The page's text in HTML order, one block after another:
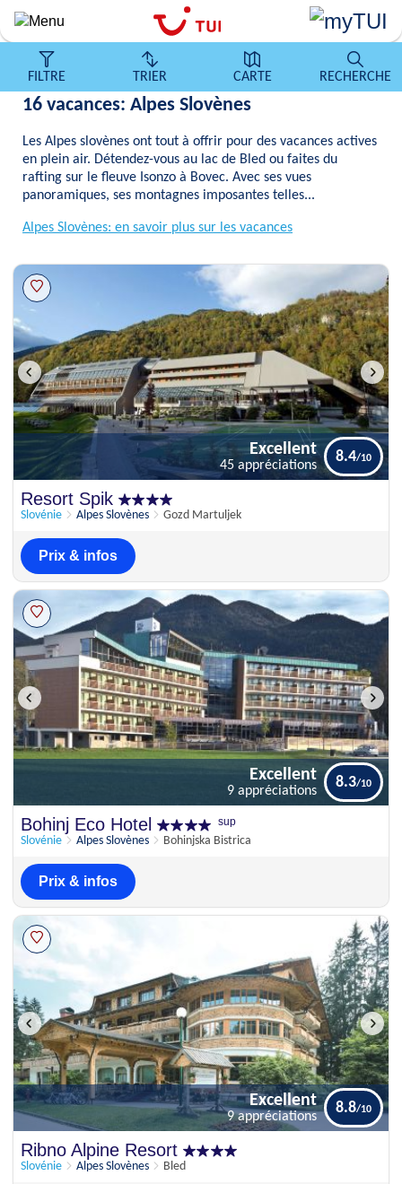
Aller
au
contenu
principal
FILTRE TRIER CARTE RECHERCHE
16 vacances: Alpes Slovènes
Les Alpes slovènes ont tout à offrir pour des vacances actives
en plein air. Détendez-vous au lac de Bled ou faites du
rafting sur le fleuve Isonzo à Bovec. Avec ses vues
panoramiques, ses montagnes imposantes telles...
Alpes Slovènes: en savoir plus sur les vacances
45 appréciations
Resort Spik
Slovénie Alpes Slovènes Gozd Martuljek
Excellent
45 appréciations
8.4
Prix & infos
9 appréciations
Bohinj Eco Hotel sup
Slovénie Alpes Slovènes Bohinjska Bistrica
Excellent
9 appréciations
8.3
Prix & infos
Ribno Alpine Resort
Slovénie Alpes Slovènes Bled
Excellent
9 appréciations
8.8